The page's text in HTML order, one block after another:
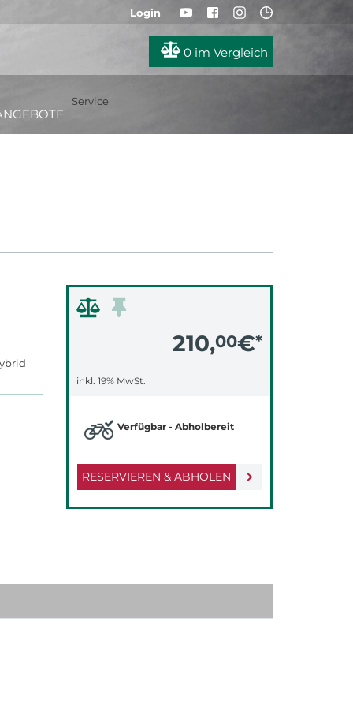
Login
0 im Vergleich
Service
210,00€*
inkl. 19% MwSt.
RESERVIEREN & ABHOLEN
Verfügbar - Abholbereit